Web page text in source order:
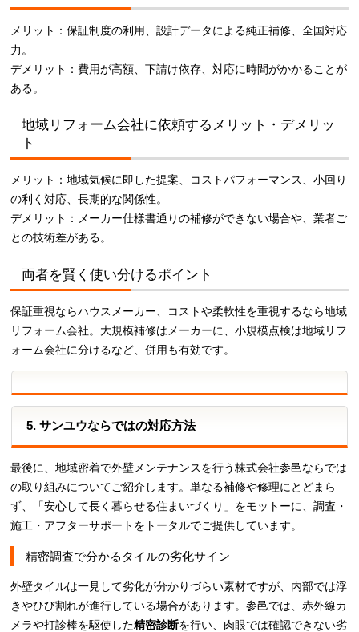
メリット：保証制度の利用、設計データによる純正補修、全国対応
力。
デメリット：費用が高額、下請け依存、対応に時間がかかることが
ある。
地域リフォーム会社に依頼するメリット・デメリッ
ト
メリット：地域気候に即した提案、コストパフォーマンス、小回り
の利く対応、長期的な関係性。
デメリット：メーカー仕様書通りの補修ができない場合や、業者ご
との技術差がある。
両者を賢く使い分けるポイント
保証重視ならハウスメーカー、コストや柔軟性を重視するなら地域
リフォーム会社。大規模補修はメーカーに、小規模点検は地域リフ
ォーム会社に分けるなど、併用も有効です。
5. サンユウならではの対応方法
最後に、地域密着で外壁メンテナンスを行う株式会社参邑ならでは
の取り組みについてご紹介します。単なる補修や修理にとどまら
ず、「安心して長く暮らせる住まいづくり」をモットーに、調査・
施工・アフターサポートをトータルでご提供しています。
精密調査で分かるタイルの劣化サイン
外壁タイルは一見して劣化が分かりづらい素材ですが、内部では浮
きやひび割れが進行している場合があります。参邑では、赤外線カ
メラや打診棒を駆使した精密診断を行い、肉眼では確認できない劣